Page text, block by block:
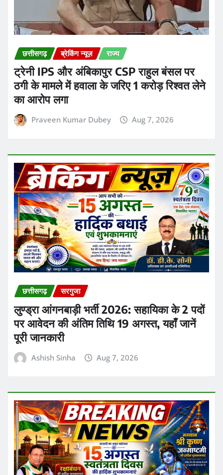
छत्तीसगढ़ ब्रेकिंग न्यूज़ राज्य
ठगी के मामले में हवाला के जरिए 1 करोड़ रिश्वत लेने
Praveen Kumar Dubey Aug 7, 2026
छत्तीसगढ़ सरगुजा
लुण्ड्रा आंगनबाड़ी भर्ती 2026: सहायिका के 2 पदों
पर आवेदन की अंतिम तिथि 19 अगस्त, यहाँ जानें
Ashish Sinha Aug 7, 2026